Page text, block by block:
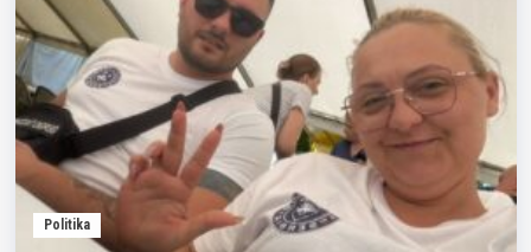
poziv
u
okviru
programa
finansijske
podrške
„Iz
tvog
EUgla:
Mladi
Politika